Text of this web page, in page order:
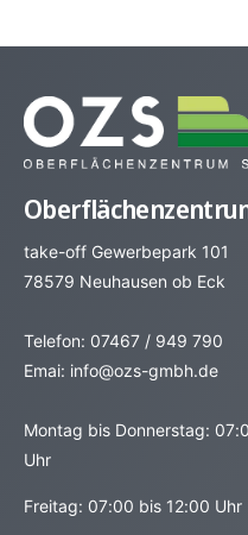
take-off Gewerbepark 101
78579 Neuhausen ob Eck
Telefon: 07467 / 949 790
Emai: info@ozs-gmbh.de
Montag bis Donnerstag:
Uhr
Freitag: 07:00 bis 12:00 Uhr